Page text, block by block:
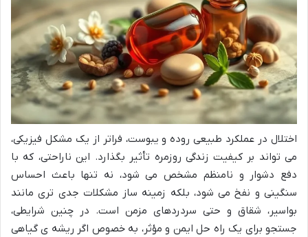
اختلال در عملکرد طبیعی روده و یبوست، فراتر از یک مشکل فیزیکی،
می تواند بر کیفیت زندگی روزمره تأثیر بگذارد. این ناراحتی، که با
دفع دشوار و نامنظم مشخص می شود، نه تنها باعث احساس
سنگینی و نفخ می شود، بلکه زمینه ساز مشکلات جدی تری مانند
بواسیر، شقاق و حتی سردردهای مزمن است. در چنین شرایطی،
جستجو برای یک راه حل ایمن و مؤثر، به خصوص اگر ریشه ی گیاهی